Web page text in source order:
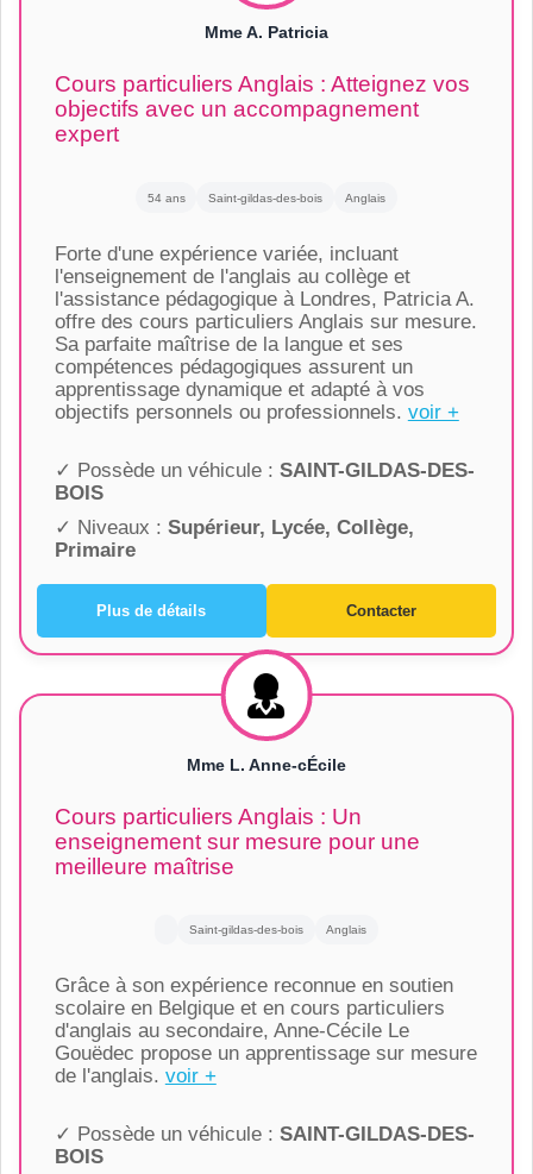
Mme A. Patricia
Cours particuliers Anglais : Atteignez vos
objectifs avec un accompagnement
expert
54 ans Saint-gildas-des-bois Anglais
Forte d'une expérience variée, incluant
l'enseignement de l'anglais au collège et
l'assistance pédagogique à Londres, Patricia A.
offre des cours particuliers Anglais sur mesure.
Sa parfaite maîtrise de la langue et ses
compétences pédagogiques assurent un
apprentissage dynamique et adapté à vos
objectifs personnels ou professionnels. voir +
✓ Possède un véhicule : SAINT-GILDAS-DES-
BOIS
✓ Niveaux : Supérieur, Lycée, Collège,
Primaire
Plus de détails Contacter
Mme L. Anne-cÉcile
Cours particuliers Anglais : Un
enseignement sur mesure pour une
meilleure maîtrise
Saint-gildas-des-bois Anglais
Grâce à son expérience reconnue en soutien
scolaire en Belgique et en cours particuliers
d'anglais au secondaire, Anne-Cécile Le
Gouëdec propose un apprentissage sur mesure
de l'anglais. voir +
✓ Possède un véhicule : SAINT-GILDAS-DES-
BOIS